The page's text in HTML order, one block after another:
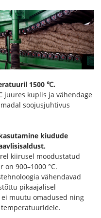
1500 ℃.
juures kuplis ja vähendage
soojusjuhtivus
kiudude
kiirusel moodustatud
900–1000 °C.
vähendavad
pikaajalisel
muutu omadused ning